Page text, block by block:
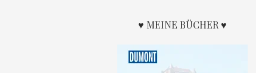
♥ MEINE BÜCHER ♥